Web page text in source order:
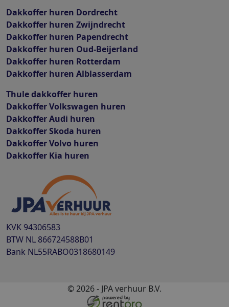
Dakkoffer huren Dordrecht
Dakkoffer huren Zwijndrecht
Dakkoffer huren Papendrecht
Dakkoffer huren Oud-Beijerland
Dakkoffer huren Rotterdam
Dakkoffer huren Alblasserdam
Thule dakkoffer huren
Dakkoffer Volkswagen huren
Dakkoffer Audi huren
Dakkoffer Skoda huren
Dakkoffer Volvo huren
Dakkoffer Kia huren
KVK 94306583
BTW NL 866724588B01
Bank NL55RABO0318680149
© 2026 - JPA verhuur B.V.